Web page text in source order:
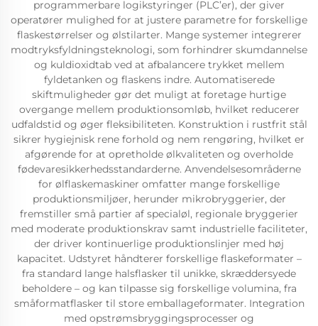
programmerbare logikstyringer (PLC’er), der giver
operatører mulighed for at justere parametre for forskellige
flaskestørrelser og ølstilarter. Mange systemer integrerer
modtryksfyldningsteknologi, som forhindrer skumdannelse
og kuldioxidtab ved at afbalancere trykket mellem
fyldetanken og flaskens indre. Automatiserede
skiftmuligheder gør det muligt at foretage hurtige
overgange mellem produktionsomløb, hvilket reducerer
udfaldstid og øger fleksibiliteten. Konstruktion i rustfrit stål
sikrer hygiejnisk rene forhold og nem rengøring, hvilket er
afgørende for at opretholde ølkvaliteten og overholde
fødevaresikkerhedsstandarderne. Anvendelsesområderne
for ølflaskemaskiner omfatter mange forskellige
produktionsmiljøer, herunder mikrobryggerier, der
fremstiller små partier af specialøl, regionale bryggerier
med moderate produktionskrav samt industrielle faciliteter,
der driver kontinuerlige produktionslinjer med høj
kapacitet. Udstyret håndterer forskellige flaskeformater –
fra standard lange halsflasker til unikke, skræddersyede
beholdere – og kan tilpasse sig forskellige volumina, fra
småformatflasker til store emballageformater. Integration
med opstrømsbryggingsprocesser og